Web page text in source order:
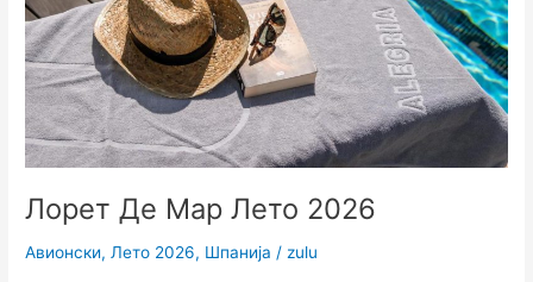
Лорет Де Мар Лето 2026
Авионски,Лето 2026, Шпанија /zulu